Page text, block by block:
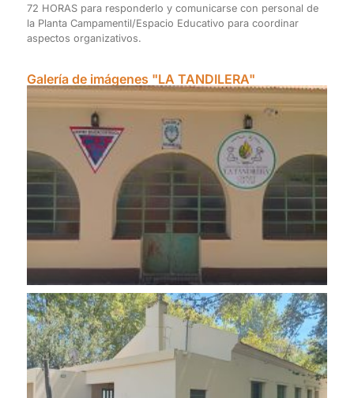
72 HORAS para responderlo y comunicarse con personal de
la Planta Campamentil/Espacio Educativo para coordinar
aspectos organizativos.
Galería de imágenes "LA TANDILERA"